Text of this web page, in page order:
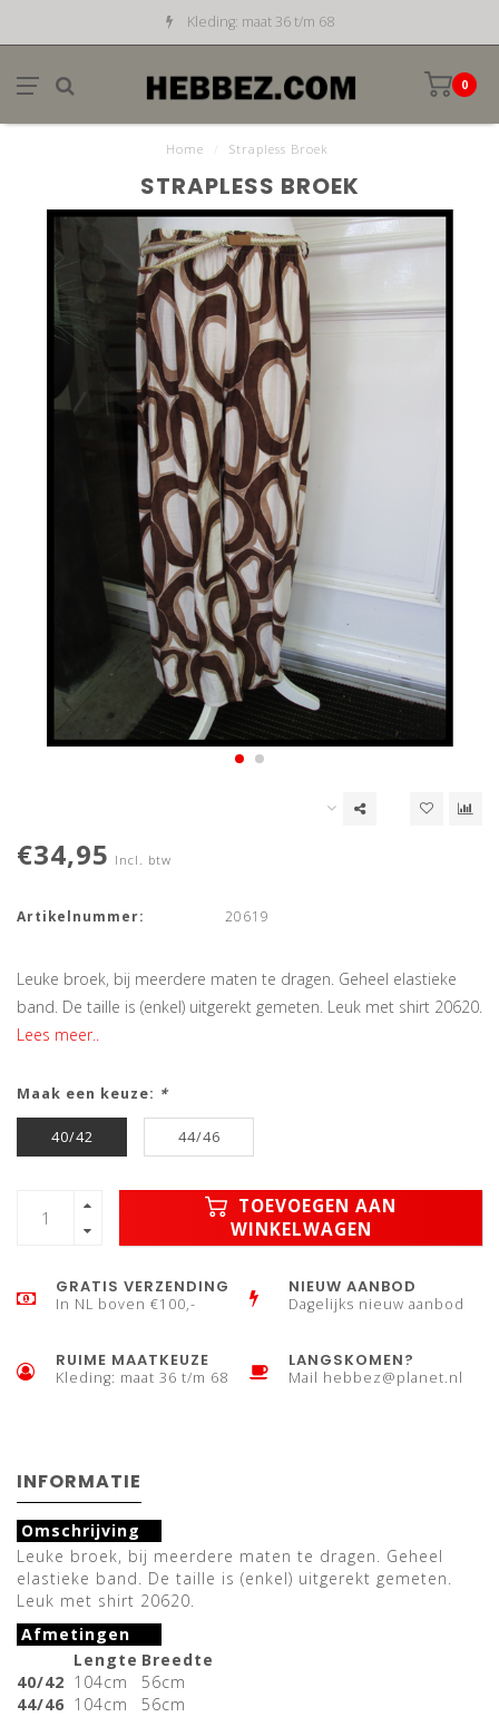
Kleding: maat 36 t/m 68
0
Home Strapless Broek
STRAPLESS BROEK
€34,95 Incl. btw
Artikelnummer: 20619
Leuke broek, bij meerdere maten te dragen. Geheel elastieke
band. De taille is (enkel) uitgerekt gemeten. Leuk met shirt 20620.
Lees meer..
Maak een keuze: *
40/42 44/46
TOEVOEGEN AAN
WINKELWAGEN
GRATIS VERZENDING
In NL boven €100,-
NIEUW AANBOD
Dagelijks nieuw aanbod
RUIME MAATKEUZE
Kleding: maat 36 t/m 68
LANGSKOMEN?
Mail hebbez@planet.nl
INFORMATIE
Omschrijving
Leuke broek, bij meerdere maten te dragen. Geheel
elastieke band. De taille is (enkel) uitgerekt gemeten.
Leuk met shirt 20620.
Afmetingen
Lengte Breedte
40/42 104cm
56cm
44/46 104cm
56cm